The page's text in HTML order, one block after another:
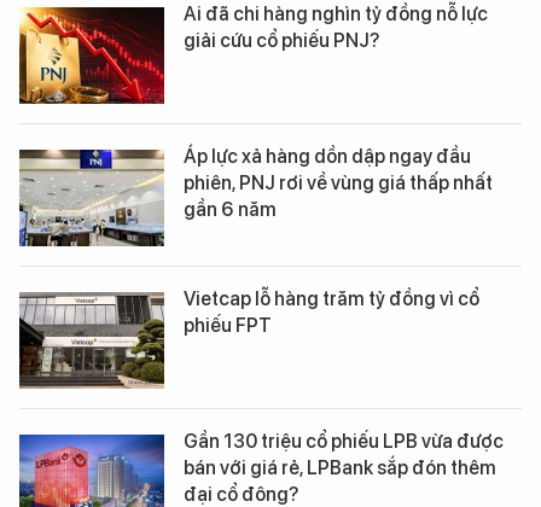
Ai đã chi hàng nghìn tỷ đồng nỗ lực
giải cứu cổ phiếu PNJ?
Áp lực xả hàng dồn dập ngay đầu
phiên, PNJ rơi về vùng giá thấp nhất
gần 6 năm
Vietcap lỗ hàng trăm tỷ đồng vì cổ
phiếu FPT
Gần 130 triệu cổ phiếu LPB vừa được
bán với giá rẻ, LPBank sắp đón thêm
đại cổ đông?